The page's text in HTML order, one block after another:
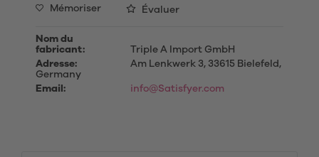
Mémoriser Évaluer
Nom du
fabricant:
Triple A Import GmbH
Adresse:
Am Lenkwerk 3, 33615 Bielefeld,
Germany
Email:
info@Satisfyer.com